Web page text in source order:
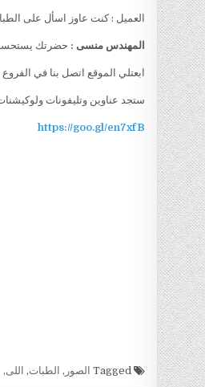
العميل : كنت عاوز اسأل على
المهندس منسى : حضرتك يستحسن
ابعتلي الموقع اتصل بنا في
ستجد عناوين وتليفونات
https://goo.gl/en7xfB
Tagged الصور , الطبات, اللى,